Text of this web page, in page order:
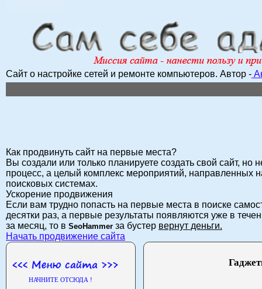
Сайт о настройке сетей и ремонте компьютеров. Автор -
Как продвинуть сайт на первые места?
Вы создали или только планируете создать свой сайт, но
процесс, а целый комплекс мероприятий, направленных
поисковых системах.
Ускорение продвижения
Если вам трудно попасть на первые места в поиске
десятки раз, а первые результаты появляются уже в
за месяц, то в SeoHammer за бустер вернут деньги.
Начать продвижение сайта
НАЧНИТЕ ОТСЮДА !